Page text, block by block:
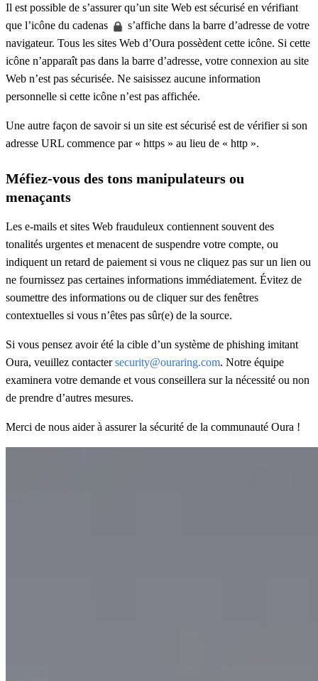
Il est possible de s’assurer qu’un site Web est sécurisé en vérifiant
que l’icône du cadenas
s’affiche dans la barre d’adresse de votre
navigateur. Tous les sites Web d’Oura possèdent cette icône. Si cette
icône n’apparaît pas dans la barre d’adresse, votre connexion au site
Web n’est pas sécurisée. Ne saisissez aucune information
personnelle si cette icône n’est pas affichée.
Une autre façon de savoir si un site est sécurisé est de vérifier si son
adresse URL commence par « https » au lieu de « http ».
Méfiez-vous des tons manipulateurs ou
menaçants
Les e-mails et sites Web frauduleux contiennent souvent des
tonalités urgentes et menacent de suspendre votre compte, ou
indiquent un retard de paiement si vous ne cliquez pas sur un lien ou
ne fournissez pas certaines informations immédiatement. Évitez de
soumettre des informations ou de cliquer sur des fenêtres
contextuelles si vous n’êtes pas sûr(e) de la source.
Si vous pensez avoir été la cible d’un système de phishing imitant
Oura, veuillez contactersecurity@ouraring.com. Notre équipe
examinera votre demande et vous conseillera sur la nécessité ou non
de prendre d’autres mesures.
Merci de nous aider à assurer la sécurité de la communauté Oura !